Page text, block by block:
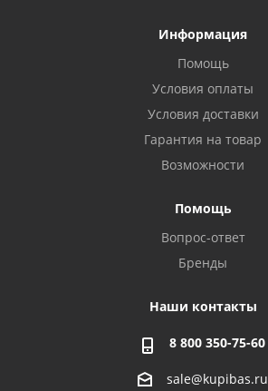
Информация
Помощь
Условия оплаты
Условия доставки
Гарантия на товар
Возможности
Помощь
Вопрос-ответ
Бренды
Наши контакты
8 800 350-75-60
sale@kupibas.ru